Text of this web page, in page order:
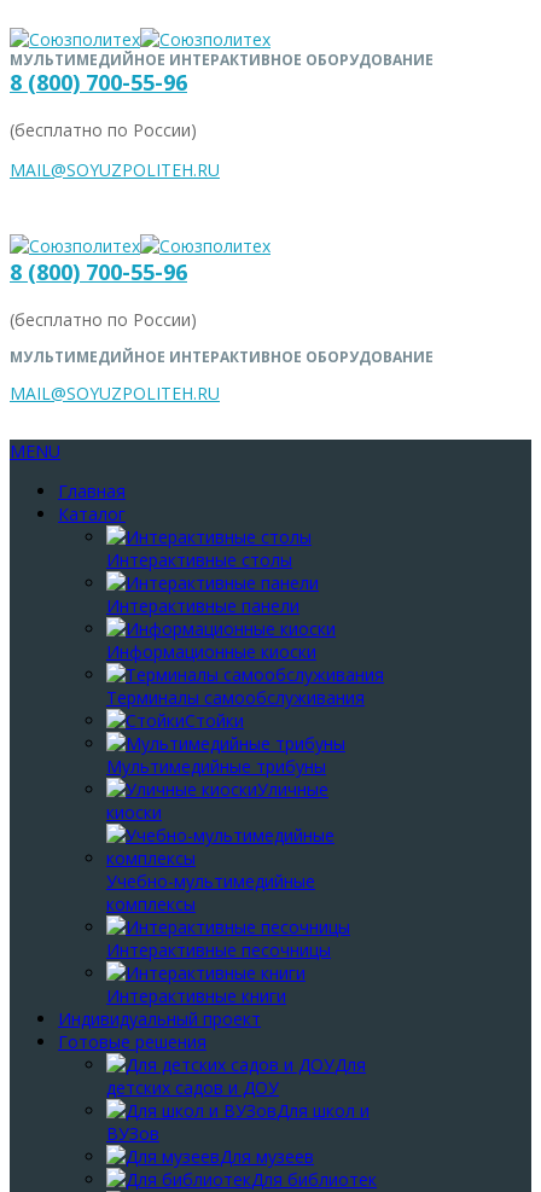
МУЛЬТИМЕДИЙНОЕ ИНТЕРАКТИВНОЕ ОБОРУДОВАНИЕ
8 (800) 700-55-96
(бесплатно по России)
MAIL@SOYUZPOLITEH.RU
8 (800) 700-55-96
(бесплатно по России)
МУЛЬТИМЕДИЙНОЕ ИНТЕРАКТИВНОЕ ОБОРУДОВАНИЕ
MAIL@SOYUZPOLITEH.RU
MENU
Главная
Каталог
Интерактивные столы
Интерактивные панели
Информационные киоски
Терминалы самообслуживания
Стойки
Мультимедийные трибуны
Уличные
киоски
Учебно-мультимедийные
комплексы
Интерактивные песочницы
Интерактивные книги
Индивидуальный проект
Готовые решения
Для
детских садов и ДОУ
Для школ и
ВУЗов
Для музеев
Для библиотек